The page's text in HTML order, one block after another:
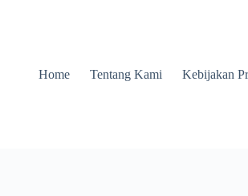
Home Tentang Kami Kebijakan